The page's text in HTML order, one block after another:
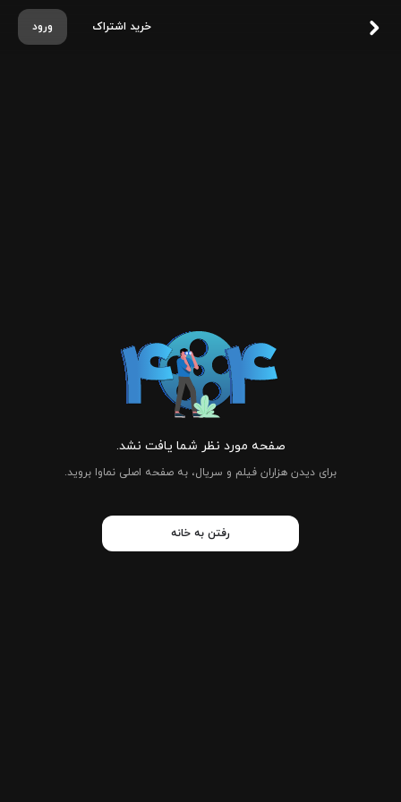
ورود خرید اشتراک
صفحه مورد نظر شما یافت نشد.
برای دیدن هزاران فیلم و سریال، به صفحه اصلی نماوا بروید.
رفتن به خانه